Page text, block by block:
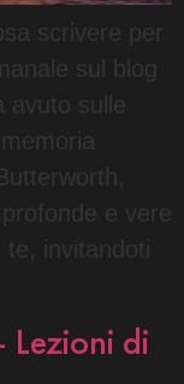
scrivere per
sul blog
sulle
e vere
invitandoti
Lezioni di